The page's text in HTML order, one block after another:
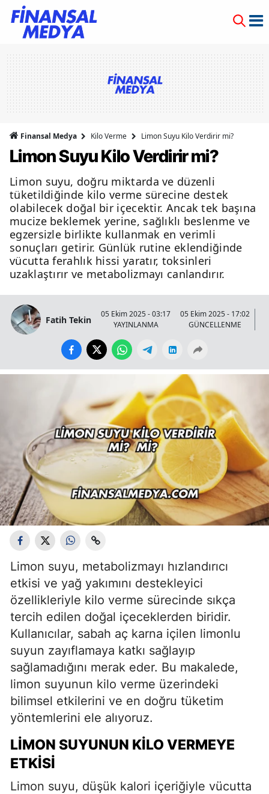
Finansal Medya Kilo Verme Limon Suyu Kilo Verdirir mi?
Limon Suyu Kilo Verdirir mi?
Limon suyu, doğru miktarda ve düzenli
tüketildiğinde kilo verme sürecine destek
olabilecek doğal bir içecektir. Ancak tek başına
mucize beklemek yerine, sağlıklı beslenme ve
egzersizle birlikte kullanmak en verimli
sonuçları getirir. Günlük rutine eklendiğinde
vücutta ferahlık hissi yaratır, toksinleri
uzaklaştırır ve metabolizmayı canlandırır.
Fatih Tekin
05 Ekim 2025 - 03:17
YAYINLANMA
05 Ekim 2025 - 17:02
GÜNCELLENME
Limon suyu, metabolizmayı hızlandırıcı
etkisi ve yağ yakımını destekleyici
özellikleriyle kilo verme sürecinde sıkça
tercih edilen doğal içeceklerden biridir.
Kullanıcılar, sabah aç karna içilen limonlu
suyun zayıflamaya katkı sağlayıp
sağlamadığını merak eder. Bu makalede,
limon suyunun kilo verme üzerindeki
bilimsel etkilerini ve en doğru tüketim
yöntemlerini ele alıyoruz.
LIMON SUYUNUN KILO VERMEYE
ETKISI
Limon suyu, düşük kalori içeriğiyle vücutta